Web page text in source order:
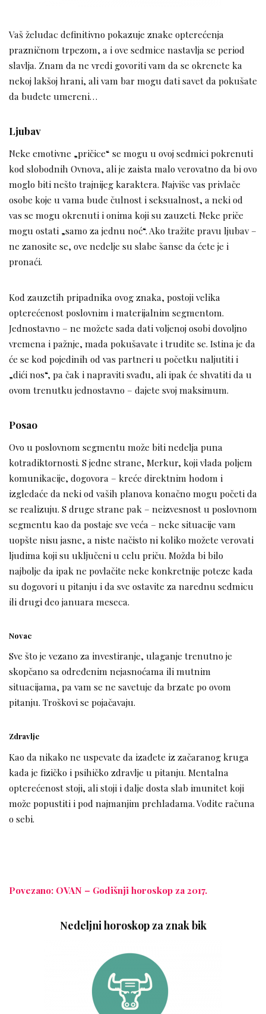
Vaš želudac definitivno pokazuje znake opterećenja
prazničnom trpezom, a i ove sedmice nastavlja se period
slavlja. Znam da ne vredi govoriti vam da se okrenete ka
nekoj lakšoj hrani, ali vam bar mogu dati savet da pokušate
da budete umereni…
Ljubav
Neke emotivne „pričice“ se mogu u ovoj sedmici pokrenuti
kod slobodnih Ovnova, ali je zaista malo verovatno da bi ovo
moglo biti nešto trajnijeg karaktera. Najviše vas privlače
osobe koje u vama bude čulnost i seksualnost, a neki od
vas se mogu okrenuti i onima koji su zauzeti. Neke priče
mogu ostati „samo za jednu noć“. Ako tražite pravu ljubav –
ne zanosite se, ove nedelje su slabe šanse da ćete je i
pronaći.
Kod zauzetih pripadnika ovog znaka, postoji velika
opterećenost poslovnim i materijalnim segmentom.
Jednostavno – ne možete sada dati voljenoj osobi dovoljno
vremena i pažnje, mada pokušavate i trudite se. Istina je da
će se kod pojedinih od vas partneri u početku naljutiti i
„dići nos“, pa čak i napraviti svađu, ali ipak će shvatiti da u
ovom trenutku jednostavno – dajete svoj maksimum.
Posao
Ovo u poslovnom segmentu može biti nedelja puna
kotradiktornosti. S jedne strane, Merkur, koji vlada poljem
komunikacije, dogovora – kreće direktnim hodom i
izgledaće da neki od vaših planova konačno mogu početi da
se realizuju. S druge strane pak – neizvesnost u poslovnom
segmentu kao da postaje sve veća – neke situacije vam
uopšte nisu jasne, a niste načisto ni koliko možete verovati
ljudima koji su uključeni u celu priču. Možda bi bilo
najbolje da ipak ne povlačite neke konkretnije poteze kada
su dogovori u pitanju i da sve ostavite za narednu sedmicu
ili drugi deo januara meseca.
Novac
Sve što je vezano za investiranje, ulaganje trenutno je
skopčano sa određenim nejasnoćama ili mutnim
situacijama, pa vam se ne savetuje da brzate po ovom
pitanju. Troškovi se pojačavaju.
Zdravlje
Kao da nikako ne uspevate da izađete iz začaranog kruga
kada je fizičko i psihičko zdravlje u pitanju. Mentalna
opterećenost stoji, ali stoji i dalje dosta slab imunitet koji
može popustiti i pod najmanjim prehladama. Vodite računa
o sebi.
Povezano: OVAN – Godišnji horoskop za 2017.
Nedeljni horoskop za znak bik